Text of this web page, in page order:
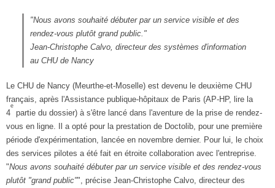
"Nous avons souhaité débuter par un service visible et des
rendez-vous plutôt grand public."
Jean-Christophe Calvo, directeur des systèmes d'information
au CHU de Nancy
Le CHU de Nancy (Meurthe-et-Moselle) est devenu le deuxième CHU
français, après l'Assistance publique-hôpitaux de Paris (AP-HP, lire la
4
e
partie du dossier) à s'être lancé dans l'aventure de la prise de rendez-
vous en ligne. Il a opté pour la prestation de Doctolib, pour une première
période d'expérimentation, lancée en novembre dernier. Pour lui, le choix
des services pilotes a été fait en étroite collaboration avec l'entreprise.
"Nous avons souhaité débuter par un service visible et des rendez-vous
plutôt "grand public"", précise Jean-Christophe Calvo, directeur des